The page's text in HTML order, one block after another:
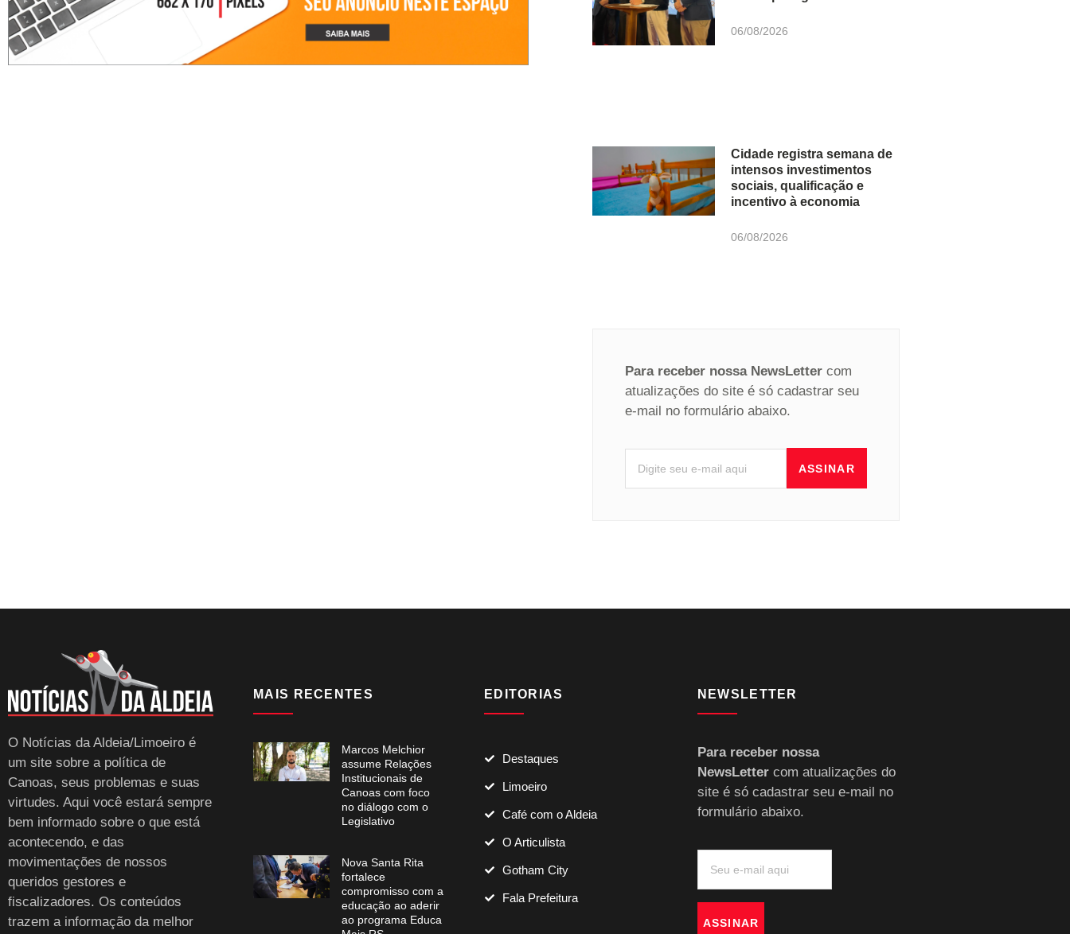
06/08/2026
Cidade registra semana de
intensos investimentos
sociais, qualificação e
incentivo à economia
06/08/2026
Para receber nossa NewsLetter com
atualizações do site é só cadastrar seu
e-mail no formulário abaixo.
ASSINAR
O Notícias da Aldeia/Limoeiro é
um site sobre a política de
Canoas, seus problemas e suas
virtudes. Aqui você estará sempre
bem informado sobre o que está
acontecendo, e das
movimentações de nossos
queridos gestores e
fiscalizadores. Os conteúdos
trazem a informação da melhor
MAIS RECENTES
Marcos Melchior
assume Relações
Institucionais de
Canoas com foco
no diálogo com o
Legislativo
Nova Santa Rita
fortalece
compromisso com a
educação ao aderir
ao programa Educa
EDITORIAS
Destaques
Limoeiro
Café com o Aldeia
O Articulista
Gotham City
Fala Prefeitura
NEWSLETTER
Para receber nossa
NewsLettercom atualizações do
site é só cadastrar seu e-mail no
formulário abaixo.
ASSINAR